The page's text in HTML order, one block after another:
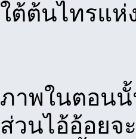
ใต้ต้นไทรแห่
ภาพในตอนนั้
ส่วนไอ้อ้อยจ